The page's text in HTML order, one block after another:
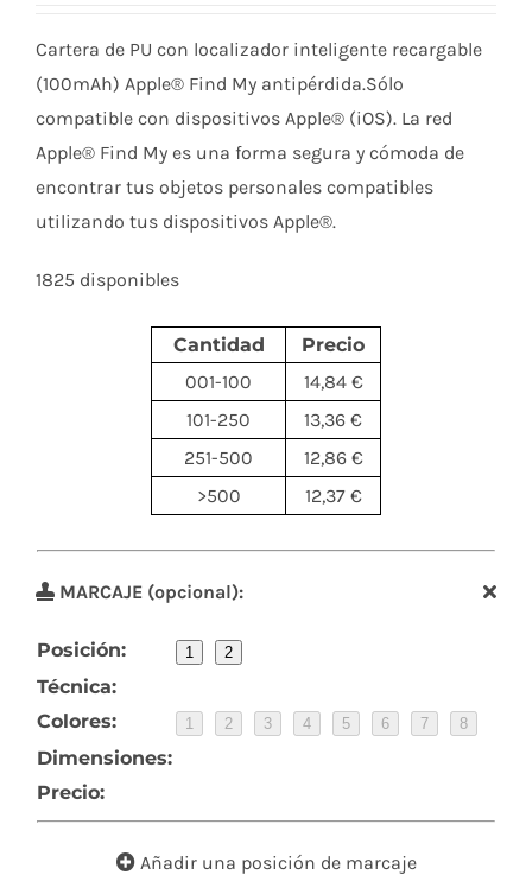
Cartera de PU con localizador inteligente recargable
(100mAh) Apple® Find My antipérdida.Sólo
compatible con dispositivos Apple® (iOS). La red
Apple® Find My es una forma segura y cómoda de
encontrar tus objetos personales compatibles
utilizando tus dispositivos Apple®.
1825 disponibles
Cantidad
Precio
001-100
14,84 €
101-250
13,36 €
251-500
12,86 €
>500
12,37 €
MARCAJE (opcional):
Posición: 1 2
Técnica:
Colores:
1 2 3 4 5 6 7 8
Dimensiones:
Precio:
Añadir una posición de marcaje